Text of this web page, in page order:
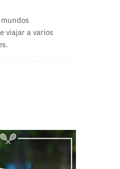
viajar a varios